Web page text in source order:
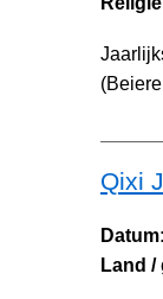
Qixi
Datum:
Land /